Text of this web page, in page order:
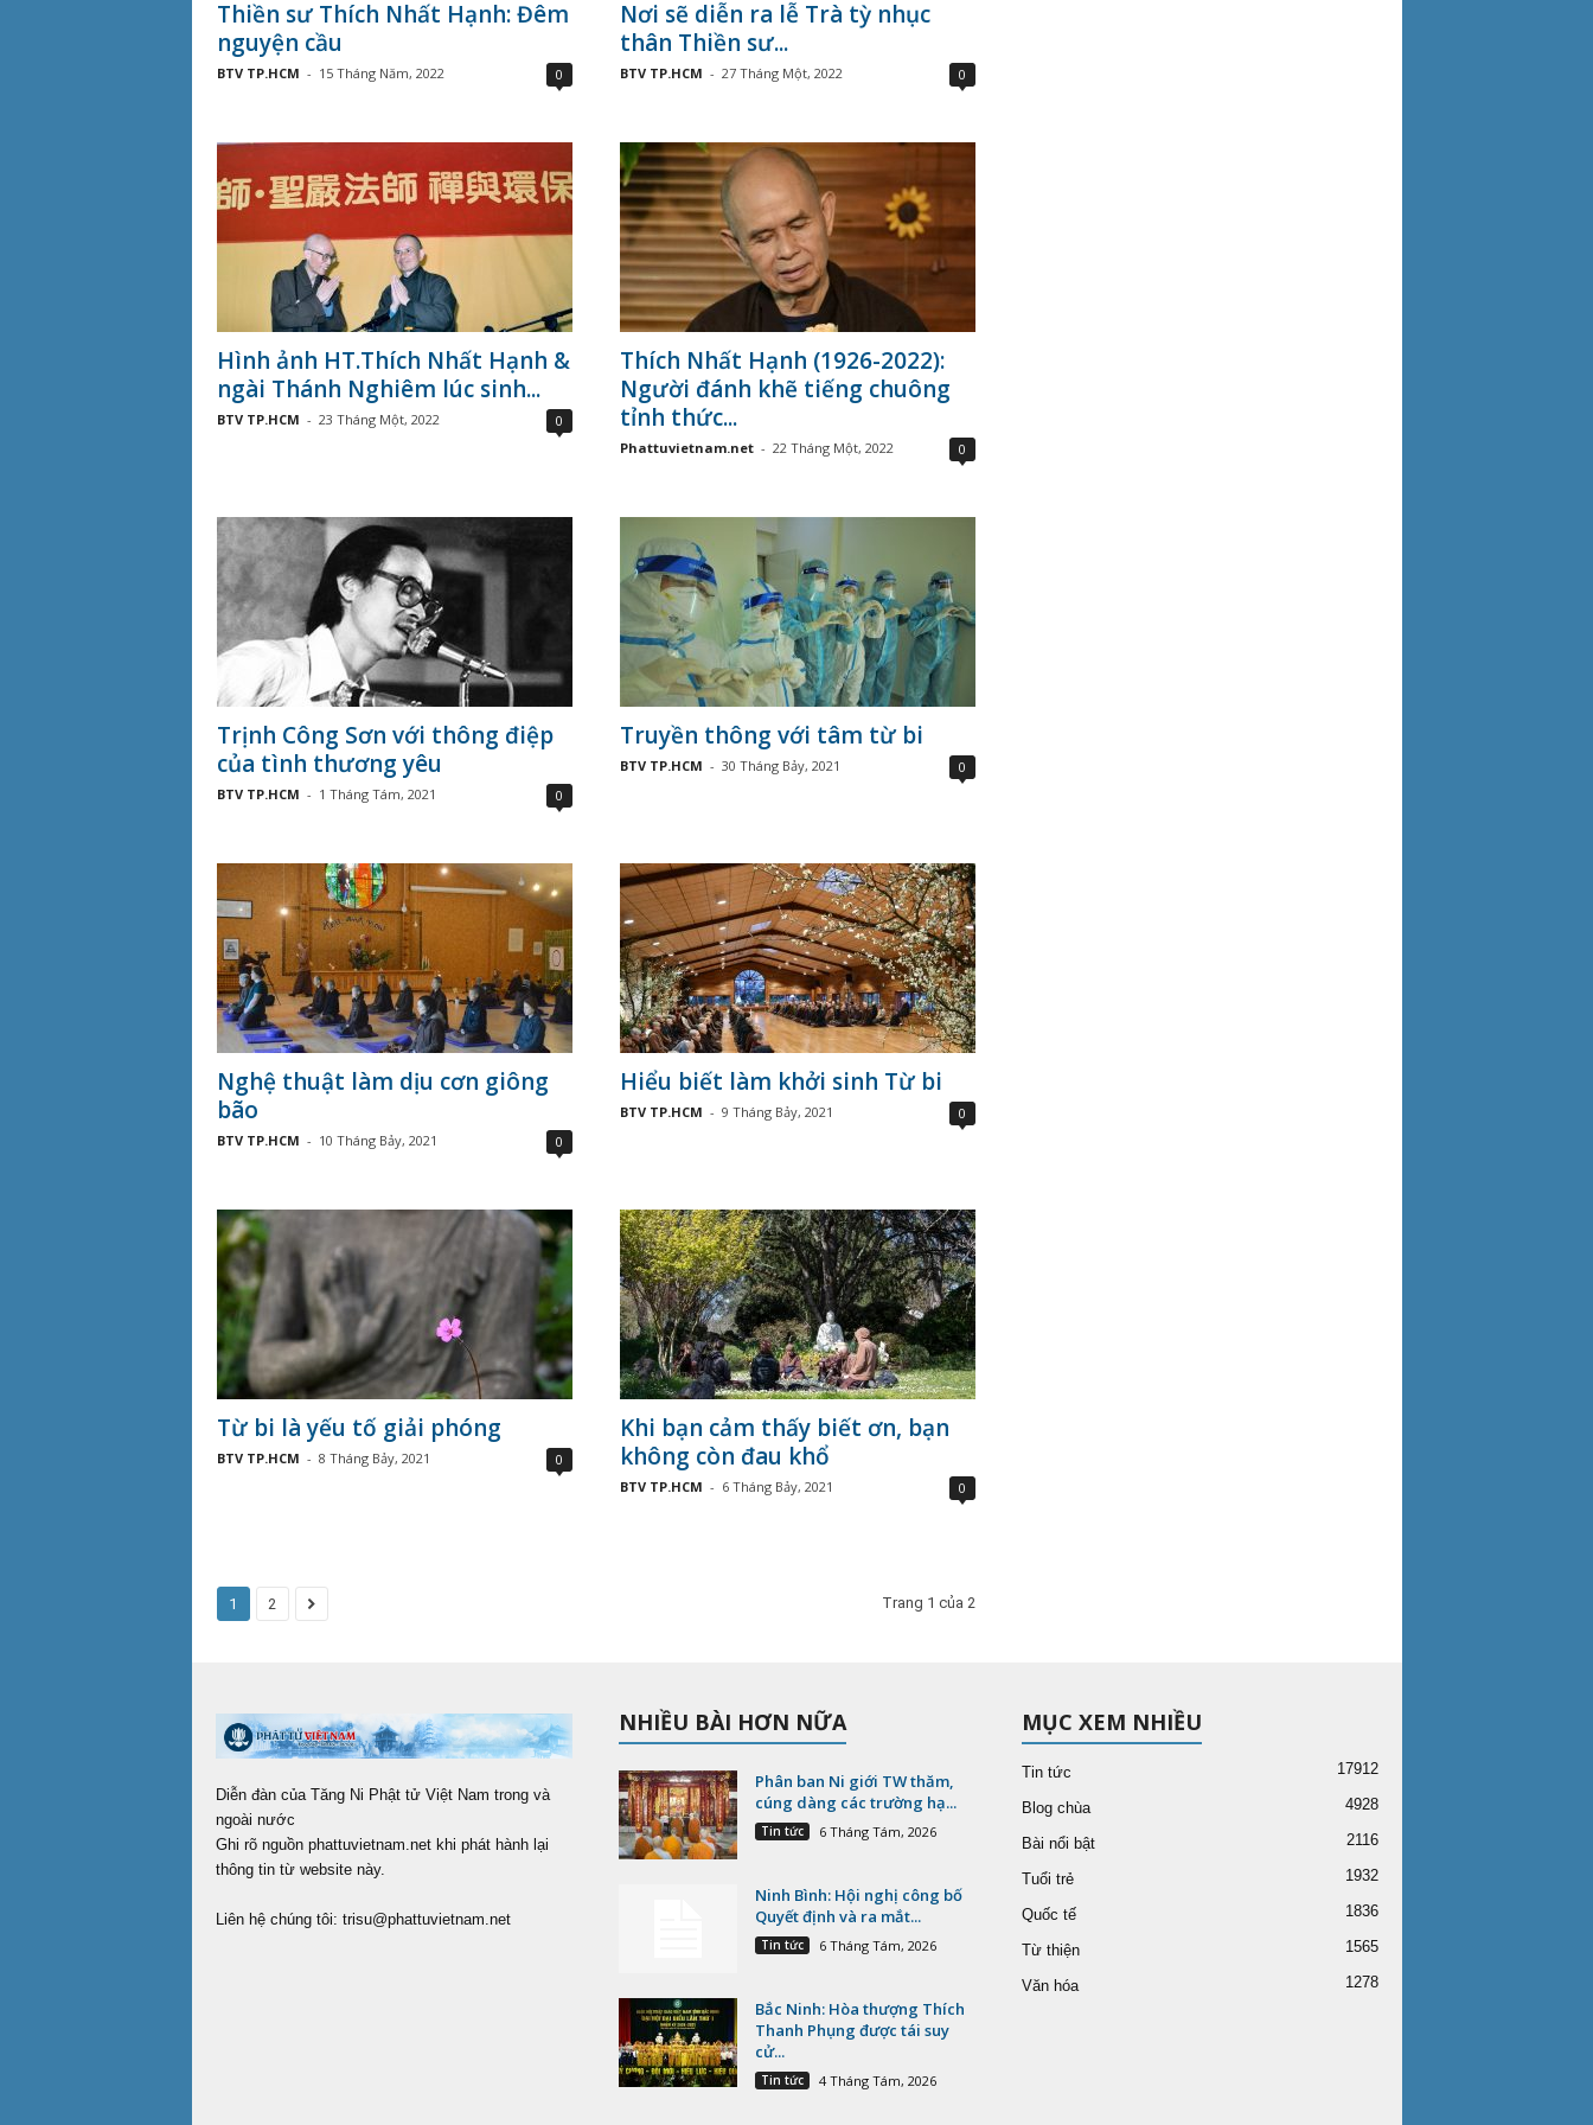
Thiền sư Thích Nhất Hạnh: Đêm
nguyện cầu
BTV TP.HCM - 15 Tháng Năm, 2022 0
Nơi sẽ diễn ra lễ Trà tỳ nhục
thân Thiền sư...
BTV TP.HCM - 27 Tháng Một, 2022 0
Hình ảnh HT.Thích Nhất Hạnh &
ngài Thánh Nghiêm lúc sinh...
BTV TP.HCM - 23 Tháng Một, 2022 0
Thích Nhất Hạnh (1926-2022):
Người đánh khẽ tiếng chuông
tỉnh thức...
Phattuvietnam.net - 22 Tháng Một, 2022 0
Trịnh Công Sơn với thông điệp
của tình thương yêu
BTV TP.HCM - 1 Tháng Tám, 2021 0
Truyền thông với tâm từ bi
BTV TP.HCM - 30 Tháng Bảy, 2021 0
Nghệ thuật làm dịu cơn giông
bão
BTV TP.HCM - 10 Tháng Bảy, 2021 0
Hiểu biết làm khởi sinh Từ bi
BTV TP.HCM - 9 Tháng Bảy, 2021 0
Từ bi là yếu tố giải phóng
BTV TP.HCM - 8 Tháng Bảy, 2021 0
Khi bạn cảm thấy biết ơn, bạn
không còn đau khổ
BTV TP.HCM - 6 Tháng Bảy, 2021 0
1 2 Trang 1 của 2
Diễn đàn của Tăng Ni Phật tử Việt Nam trong và
ngoài nước
Ghi rõ nguồn phattuvietnam.net khi phát hành lại
thông tin từ website này.
Liên hệ chúng tôi: trisu@phattuvietnam.net
NHIỀU BÀI HƠN NỮA
Phân ban Ni giới TW thăm,
cúng dàng các trường hạ...
Tin tức 6 Tháng Tám, 2026
Ninh Bình: Hội nghị công bố
Quyết định và ra mắt...
Tin tức 6 Tháng Tám, 2026
Bắc Ninh: Hòa thượng Thích
Thanh Phụng được tái suy
cử...
Tin tức 4 Tháng Tám, 2026
MỤC XEM NHIỀU
Tin tức 17912
Blog chùa 4928
Bài nổi bật 2116
Tuổi trẻ 1932
Quốc tế 1836
Từ thiện 1565
Văn hóa 1278